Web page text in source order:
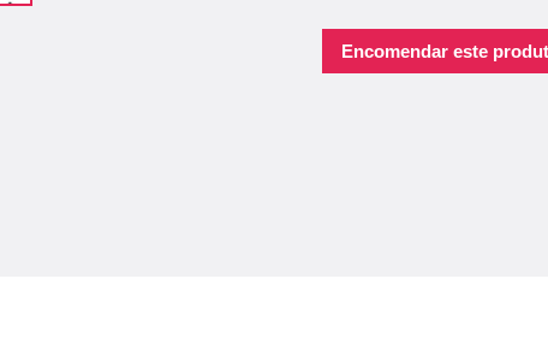
Encomendar este